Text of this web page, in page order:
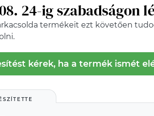
24-ig szabadságon
termékeit ezt követően
kérek, ha a termék ismét